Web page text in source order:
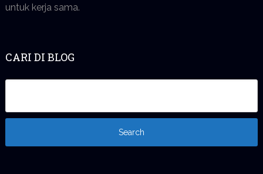
untuk kerja sama.
CARI DI BLOG